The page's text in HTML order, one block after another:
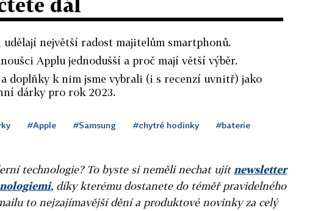
udělají největší radost majitelům smartphonů.
Applu jednodušší a proč mají větší výběr.
doplňky k nim jsme vybrali (i s recenzí uvnitř) jako
dárky pro rok 2023.
#Apple #Samsung #chytré hodinky #baterie
technologie? To byste si neměli nechat ujít newsletter
, díky kterému dostanete do téměř pravidelného
to nejzajímavější dění a produktové novinky za celý